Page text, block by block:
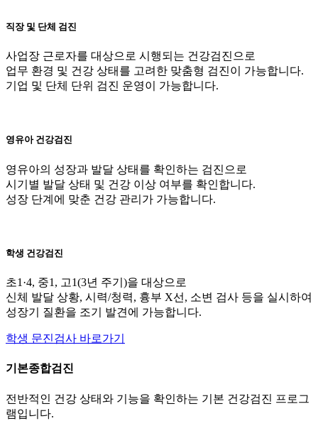
직장 및 단체 검진
사업장 근로자를 대상으로 시행되는 건강검진으로
업무 환경 및 건강 상태를 고려한 맞춤형 검진이 가능합니다.
기업 및 단체 단위 검진 운영이 가능합니다.
영유아 건강검진
영유아의 성장과 발달 상태를 확인하는 검진으로
시기별 발달 상태 및 건강 이상 여부를 확인합니다.
성장 단계에 맞춘 건강 관리가 가능합니다.
학생 건강검진
초1·4, 중1, 고1(3년 주기)을 대상으로
신체 발달 상황, 시력/청력, 흉부 X선, 소변 검사 등을 실시하여
성장기 질환을 조기 발견에 가능합니다.
학생 문진검사 바로가기
기본종합검진
전반적인 건강 상태와 기능을 확인하는 기본 건강검진 프로그
램입니다.